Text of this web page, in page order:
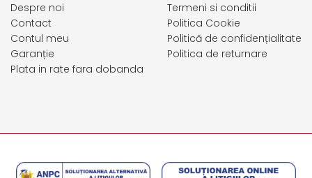
Despre noi
Contact
Contul meu
Garanție
Plata in rate fara dobanda
Termeni si conditii
Politica Cookie
Politică de confidențialitate
Politica de returnare